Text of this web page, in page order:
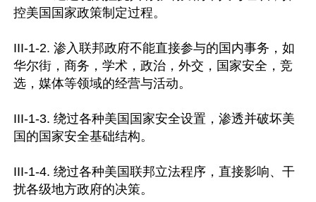
控美国国家政策制定过程。
III-1-2. 渗入联邦政府不能直接参与的国内事务，如
华尔街，商务，学术，政治，外交，国家安全，竞
选，媒体等领域的经营与活动。
III-1-3. 绕过各种美国国家安全设置，渗透并破坏美
国的国家安全基础结构。
III-1-4. 绕过各种美国联邦立法程序，直接影响、干
扰各级地方政府的决策。